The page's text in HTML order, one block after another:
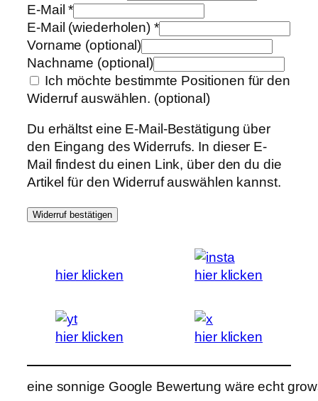
E-Mail*
E-Mail (wiederholen) *
Vorname (optional)
Nachname (optional)
Ich möchte bestimmte Positionen für den
Widerruf auswählen. (optional)
Du erhältst eine E-Mail-Bestätigung über
den Eingang des Widerrufs. In dieser E-
Mail findest du einen Link, über den du die
Artikel für den Widerruf auswählen kannst.
Widerruf bestätigen
hier klicken hier klicken
hier klicken hier klicken
eine sonnige Google Bewertung wäre echt